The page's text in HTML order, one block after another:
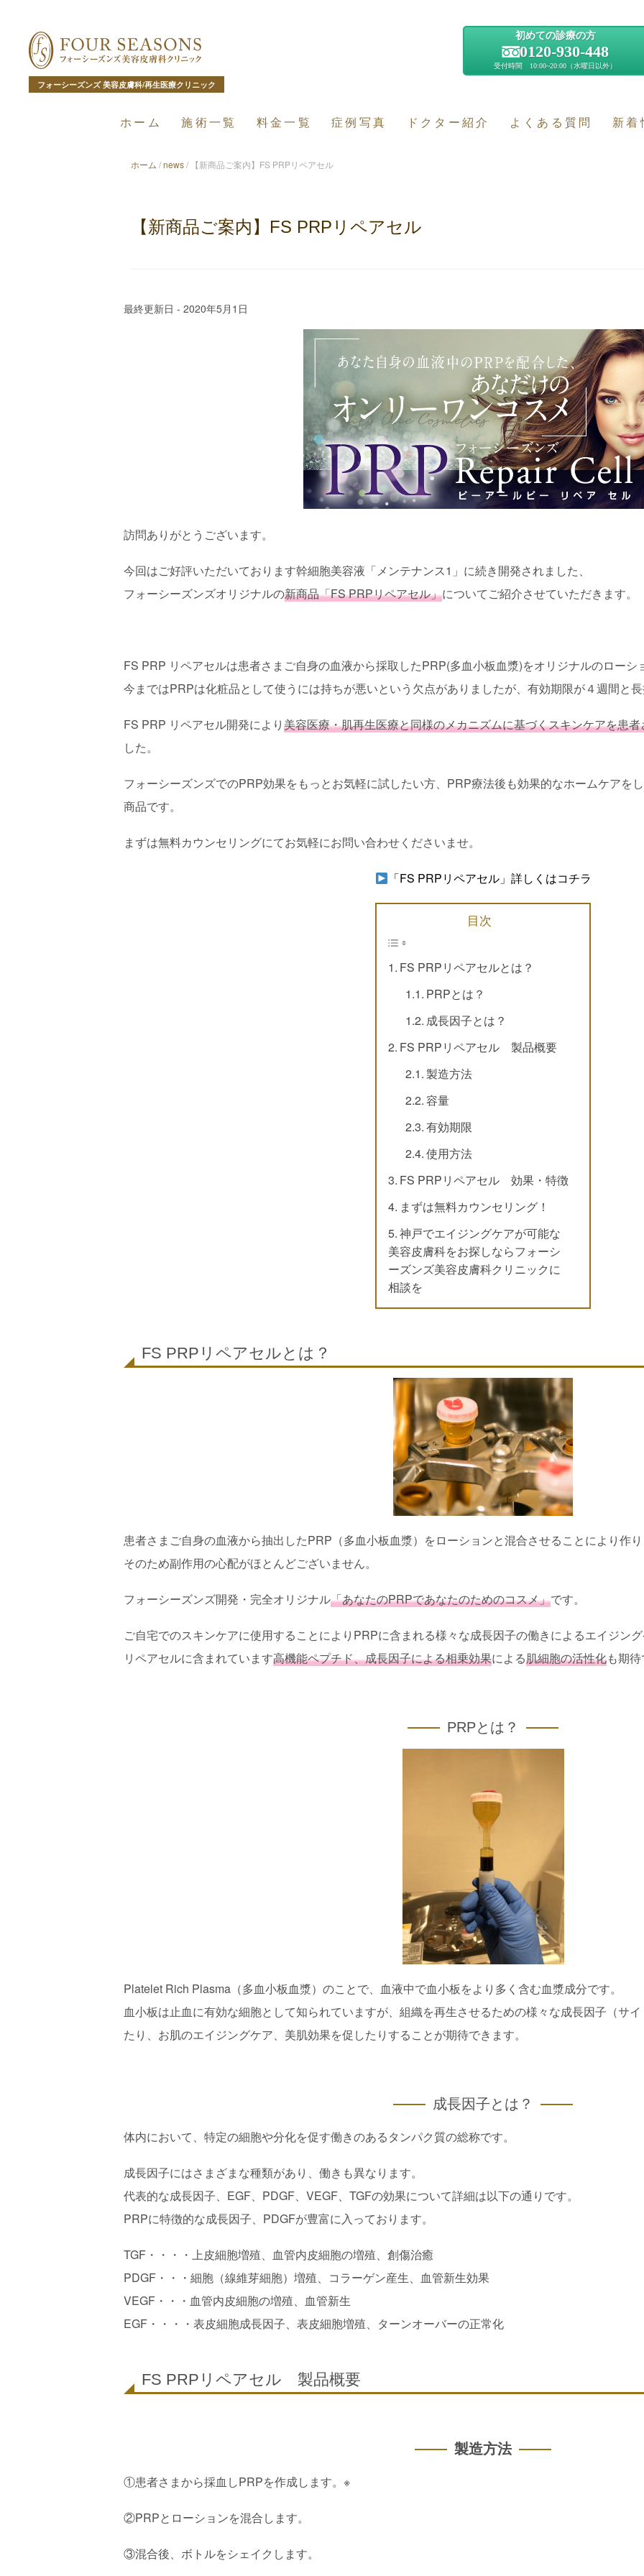
フォーシーズンズ 美容皮膚科/再生医療クリニック
初めての診療の方
0120-930-448
受付時間 10:00~20:00（水曜日以外）
ホーム 施術一覧 料金一覧 症例写真 ドクター紹介 よくある質問 新着
ホーム /news/ 【新商品ご案内】FS PRPリペアセル
【新商品ご案内】FS PRPリペアセル
最終更新日 - 2020年5月1日
訪問ありがとうございます。
今回はご好評いただいております幹細胞美容液「メンテナンス1」に続き開発されました、
フォーシーズンズオリジナルの新商品「FS PRPリペアセル」についてご紹介させていただきます。
FS PRP リペアセルは患者さまご自身の血液から採取したPRP(多血小板血漿)をオリジナルのローシ
今まではPRPは化粧品として使うには持ちが悪いという欠点がありましたが、有効期限が４週間と
FS PRP リペアセル開発により美容医療・肌再生医療と同様のメカニズムに基づくスキンケアを患
した。
フォーシーズンズでのPRP効果をもっとお気軽に試したい方、PRP療法後も効果的なホームケアを
商品です。
まずは無料カウンセリングにてお気軽にお問い合わせくださいませ。
「FS PRPリペアセル」詳しくはコチラ
目次
FS PRPリペアセルとは？
PRPとは？
成長因子とは？
FS PRPリペアセル 製品概要
製造方法
容量
有効期限
使用方法
FS PRPリペアセル 効果・特徴
まずは無料カウンセリング！
神戸でエイジングケアが可能な
美容皮膚科をお探しならフォーシ
ーズンズ美容皮膚科クリニックに
相談を
FS PRPリペアセルとは？
患者さまご自身の血液から抽出したPRP（多血小板血漿）をローションと混合させることにより作
そのため副作用の心配がほとんどございません。
フォーシーズンズ開発・完全オリジナル「あなたのPRPであなたのためのコスメ」です。
ご自宅でのスキンケアに使用することによりPRPに含まれる様々な成長因子の働きによるエイジン
リペアセルに含まれています高機能ペプチド、成長因子による相乗効果による肌細胞の活性化も期
PRPとは？
Platelet Rich Plasma（多血小板血漿）のことで、血液中で血小板をより多く含む血漿成分です。
血小板は止血に有効な細胞として知られていますが、組織を再生させるための様々な成長因子（サ
たり、お肌のエイジングケア、美肌効果を促したりすることが期待できます。
成長因子とは？
体内において、特定の細胞や分化を促す働きのあるタンパク質の総称です。
成長因子にはさまざまな種類があり、働きも異なります。
代表的な成長因子、EGF、PDGF、VEGF、TGFの効果について詳細は以下の通りです。
PRPに特徴的な成長因子、PDGFが豊富に入っております。
TGF・・・・上皮細胞増殖、血管内皮細胞の増殖、創傷治癒
PDGF・・・細胞（線維芽細胞）増殖、コラーゲン産生、血管新生効果
VEGF・・・血管内皮細胞の増殖、血管新生
EGF・・・・表皮細胞成長因子、表皮細胞増殖、ターンオーバーの正常化
FS PRPリペアセル 製品概要
製造方法
①患者さまから採血しPRPを作成します。※
②PRPとローションを混合します。
③混合後、ボトルをシェイクします。